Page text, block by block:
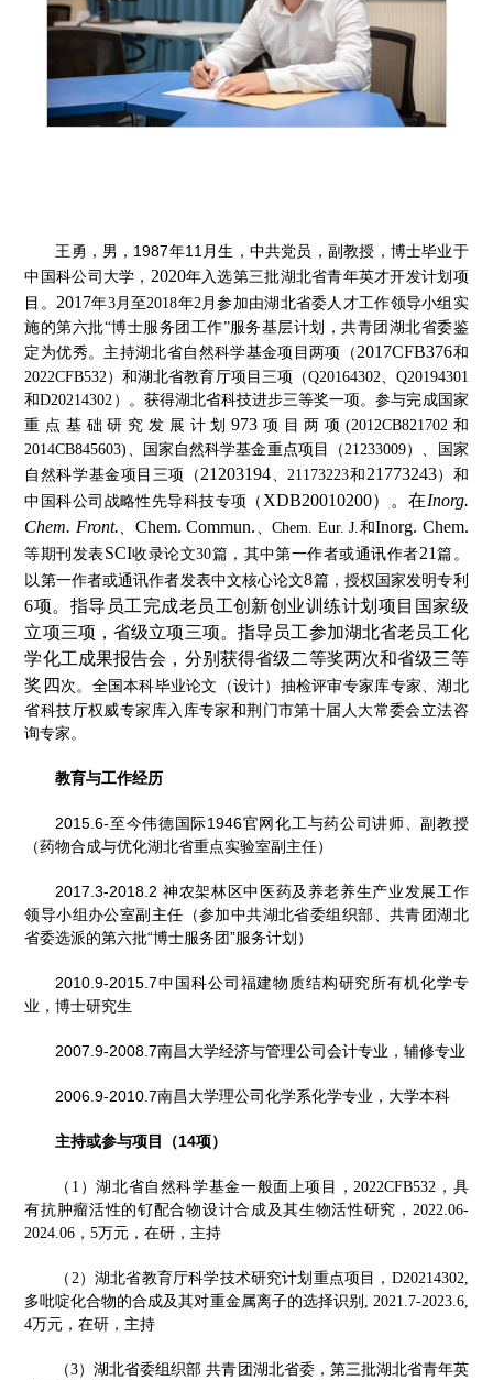
王勇，男，1987年11月生，中共党员，副教授，博士毕业于
中国科公司大学， 2020年入选第三批湖北省青年英才开发计划项
目。 2017年3月至2018年2 月参加由湖北省委人才工作领导小组实
施的第六批“博士服务团工作”服务基层计划，共青团湖北省委鉴
定为优秀。 主持湖北省自然科学基金项目两项（ 2017CFB376和
2022CFB532 ）和湖北省教育厅项目三项（Q20164302
Q20194301
和D20214302 ）。获得湖北省科技进步三等奖一项。参与完成国家
重点基础研究发展计划973 项目两项 (2012CB821702 和
2014CB845603) 、国家自然科学基金重点项目（ 21233009）、 国家
自然科学基金项目三项（ 21203194 21173223和 21773243）和
中国科公司战略性先导科技专项（ XDB20010200）。在Inorg.
Chem. Front.
Chem. Commun. 、Chem. Eur. J. 和Inorg. Chem.
等期刊发表SCI收录论文30篇，其中第一作者或通讯作者21 篇。
以第一作者或通讯作者发表中文核心论文8篇，授权国家发明专利
6项。 指导员工完成老员工创新创业训练计划项目国家级
立项三项，省级立项三项。指导员工参加湖北省老员工化
学化工成果报告会，分别获得省级二等奖两次和省级三等
奖 四 次。全国本科毕业论文（设计）抽检评审专家库专家、湖北
省科技厅权威专家库入库专家和荆门市第十届人大常委会立法咨
询专家。
教育与工作经历
2015.6-至今伟德国际1946官网化工与药公司讲师、副教授
（药物合成与优化湖北省重点实验室副主任）
2017.3-2018.2 神农架林区中医药及养老养生产业发展工作
领导小组办公室副主任（参加中共湖北省委组织部、共青团湖北
省委选派的第六批“博士服务团”服务计划）
2010.9-2015.7中国科公司福建物质结构研究所有机化学专
业，博士研究生
2007.9-2008.7南昌大学经济与管理公司会计专业，辅修专业
2006.9-2010.7南昌大学理公司化学系化学专业，大学本科
主持或参与项目（14项）
（ 1 ）湖北省自然科学基金一般面上项目 ， 2022CFB532 ，具
有抗肿瘤活性的钌配合物设计合成及其生物活性研究， 2022.06-
2024.06 ，5万元，在研，主持
（ 2 ）湖北省教育厅科学技术研究计划重点项目， D20214302,
多吡啶化合物的合成及其对重金属离子的选择识别
, 2021.7-2023.6,
4万元，在研，主持
（3）湖北省委组织部 共青团湖北省委，第三批湖北省青年英